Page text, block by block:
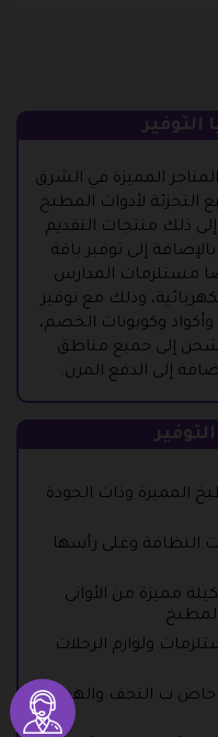
التوفير
المتاجر المميزة في الشرق
لأدوات المطبخ
إلى ذلك منتجات التقديم
إلى توفير باقة
مستلزمات المدارس
وذلك مع توفير
وكوبونات الخصم،
إلى جميع مناطق
إلى الدفع المرن.
المميزة وذات الجودة
النظافة وعلى رأسها
مميزة من الأواني
ولوازم الرحلات
خاص ب التحف والهدايا